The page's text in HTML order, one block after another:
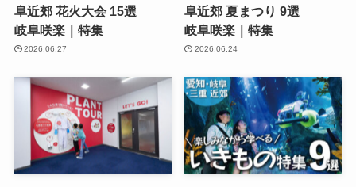
阜近郊 花火大会 15選
岐阜咲楽｜特集
2026.06.27
阜近郊 夏まつり 9選
岐阜咲楽｜特集
2026.06.24